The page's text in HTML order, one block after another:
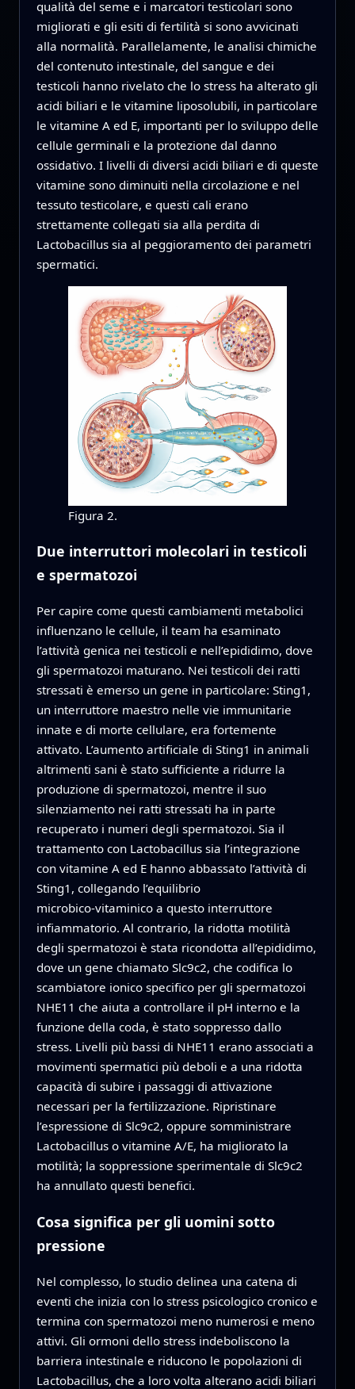
qualità del seme e i marcatori testicolari sono
migliorati e gli esiti di fertilità si sono avvicinati
alla normalità. Parallelamente, le analisi chimiche
del contenuto intestinale, del sangue e dei
testicoli hanno rivelato che lo stress ha alterato gli
acidi biliari e le vitamine liposolubili, in particolare
le vitamine A ed E, importanti per lo sviluppo delle
cellule germinali e la protezione dal danno
ossidativo. I livelli di diversi acidi biliari e di queste
vitamine sono diminuiti nella circolazione e nel
tessuto testicolare, e questi cali erano
strettamente collegati sia alla perdita di
Lactobacillus sia al peggioramento dei parametri
spermatici.
Figura 2.
Due interruttori molecolari in testicoli
e spermatozoi
Per capire come questi cambiamenti metabolici
influenzano le cellule, il team ha esaminato
l’attività genica nei testicoli e nell’epididimo, dove
gli spermatozoi maturano. Nei testicoli dei ratti
stressati è emerso un gene in particolare: Sting1,
un interruttore maestro nelle vie immunitarie
innate e di morte cellulare, era fortemente
attivato. L’aumento artificiale di Sting1 in animali
altrimenti sani è stato sufficiente a ridurre la
produzione di spermatozoi, mentre il suo
silenziamento nei ratti stressati ha in parte
recuperato i numeri degli spermatozoi. Sia il
trattamento con Lactobacillus sia l’integrazione
con vitamine A ed E hanno abbassato l’attività di
Sting1, collegando l’equilibrio
microbico‑vitaminico a questo interruttore
infiammatorio. Al contrario, la ridotta motilità
degli spermatozoi è stata ricondotta all’epididimo,
dove un gene chiamato Slc9c2, che codifica lo
scambiatore ionico specifico per gli spermatozoi
NHE11 che aiuta a controllare il pH interno e la
funzione della coda, è stato soppresso dallo
stress. Livelli più bassi di NHE11 erano associati a
movimenti spermatici più deboli e a una ridotta
capacità di subire i passaggi di attivazione
necessari per la fertilizzazione. Ripristinare
l’espressione di Slc9c2, oppure somministrare
Lactobacillus o vitamine A/E, ha migliorato la
motilità; la soppressione sperimentale di Slc9c2
ha annullato questi benefici.
Cosa significa per gli uomini sotto
pressione
Nel complesso, lo studio delinea una catena di
eventi che inizia con lo stress psicologico cronico e
termina con spermatozoi meno numerosi e meno
attivi. Gli ormoni dello stress indeboliscono la
barriera intestinale e riducono le popolazioni di
Lactobacillus, che a loro volta alterano acidi biliari